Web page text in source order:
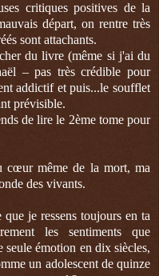
critiques positives de la
départ, on rentre très
sont attachants.
du livre (même si j'ai du
– pas très crédible pour
addictif et puis...le soufflet
prévisible.
de lire le 2ème tome pour
cœur même de la mort, ma
des vivants.
que je ressens toujours en ta
les sentiments que
seule émotion en dix siècles,
un adolescent de quinze